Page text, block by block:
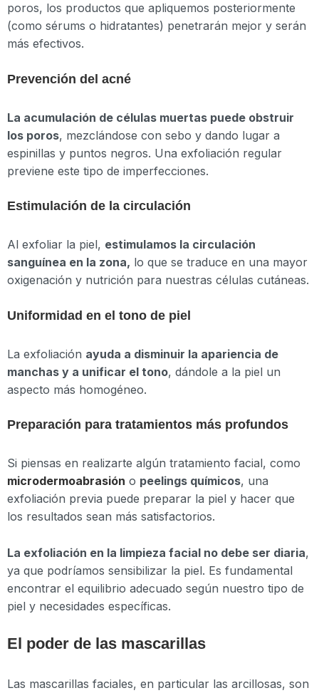
poros, los productos que apliquemos posteriormente
(como sérums o hidratantes) penetrarán mejor y serán
más efectivos.
Prevención del acné
La acumulación de células muertas puede obstruir
los poros, mezclándose con sebo y dando lugar a
espinillas y puntos negros. Una exfoliación regular
previene este tipo de imperfecciones.
Estimulación de la circulación
Al exfoliar la piel, estimulamos la circulación
sanguínea en la zona, lo que se traduce en una mayor
oxigenación y nutrición para nuestras células cutáneas.
Uniformidad en el tono de piel
La exfoliación ayuda a disminuir la apariencia de
manchas y a unificar el tono, dándole a la piel un
aspecto más homogéneo.
Preparación para tratamientos más profundos
Si piensas en realizarte algún tratamiento facial, como
microdermoabrasión o peelings químicos, una
exfoliación previa puede preparar la piel y hacer que
los resultados sean más satisfactorios.
La exfoliación en la limpieza facial no debe ser diaria,
ya que podríamos sensibilizar la piel. Es fundamental
encontrar el equilibrio adecuado según nuestro tipo de
piel y necesidades específicas.
El poder de las mascarillas
Las mascarillas faciales, en particular las arcillosas, son